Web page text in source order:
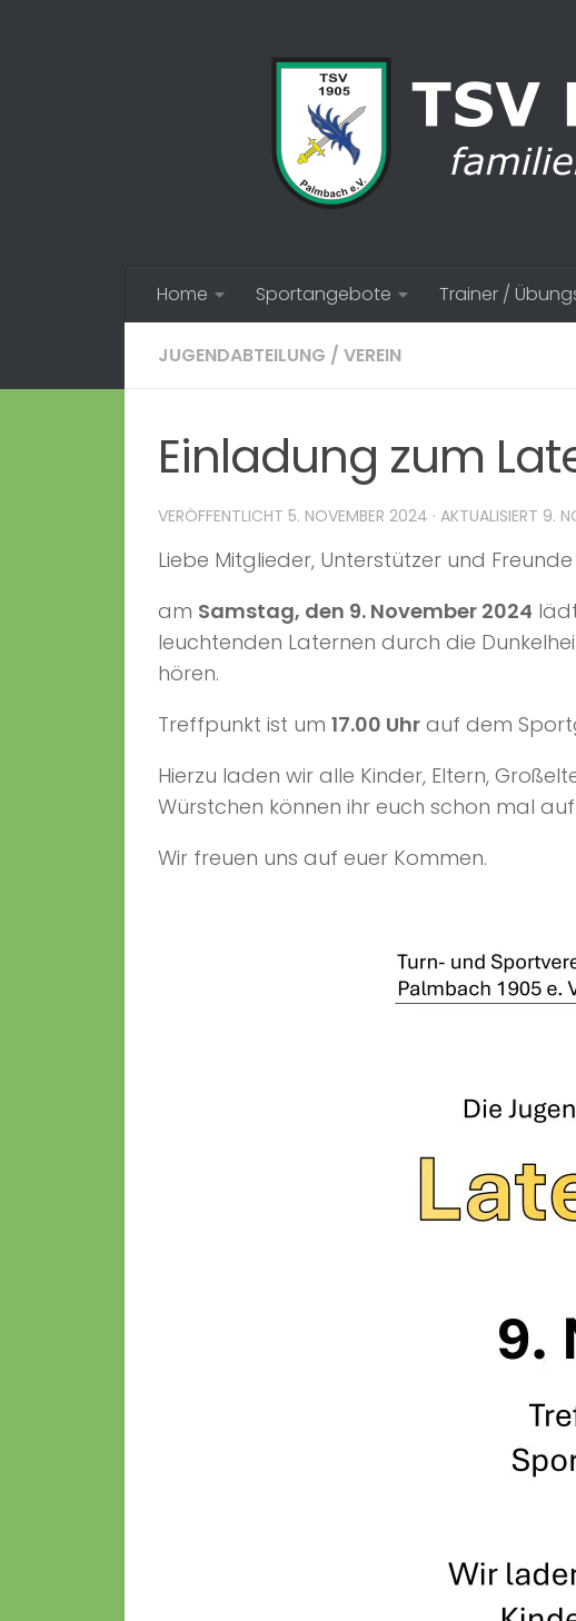
Home Sportangebote Trainer /
JUGENDABTEILUNG / VEREIN
Einladung zum
VERÖFFENTLICHT 5. NOVEMBER 2024 · AKTUALISIERT 9.
Liebe Mitglieder, Unterstützer und Freunde
am Samstag, den 9. November 2024
leuchtenden Laternen durch die
hören.
Treffpunkt ist um 17.00 Uhr auf dem
Hierzu laden wir alle Kinder, Eltern,
Würstchen können ihr euch schon mal
Wir freuen uns auf euer Kommen.